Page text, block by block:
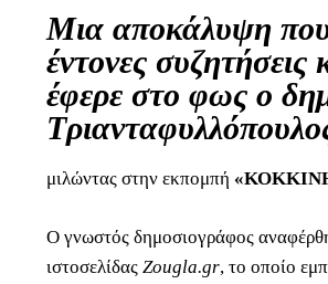
Μια αποκάλυψη που
έντονες συζητήσεις
έφερε στο φως ο
μιλώντας στην εκπομπή
Ο γνωστός δημοσιογράφος
ιστοσελίδας Zougla.gr, το οποίο